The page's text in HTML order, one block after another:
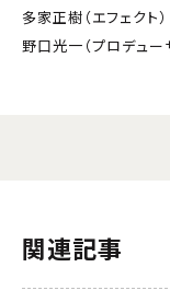
多家正樹（エフェクト）
野口光一（プロデュー
関連記事